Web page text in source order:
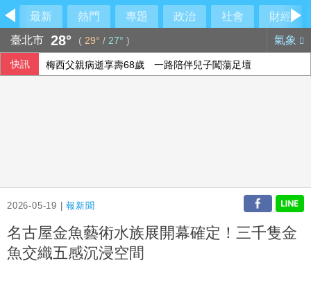
最新 熱門 專題 政治 社會
財經
臺北市 28° ( 29° / 27° ) 氣象
快訊 梅西父親病逝享壽68歲 一路陪伴兒子闖蕩足壇
2026-05-19 |報新聞
名古屋金魚藝術水族展開幕確定！三千隻金
魚交織五感沉浸空間